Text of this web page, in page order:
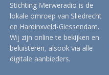
Stichting Merweradio is de
lokale omroep van Sliedrecht
en Hardinxveld-Giessendam.
Wij zijn online te bekijken en
beluisteren, alsook via alle
digitale aanbieders.